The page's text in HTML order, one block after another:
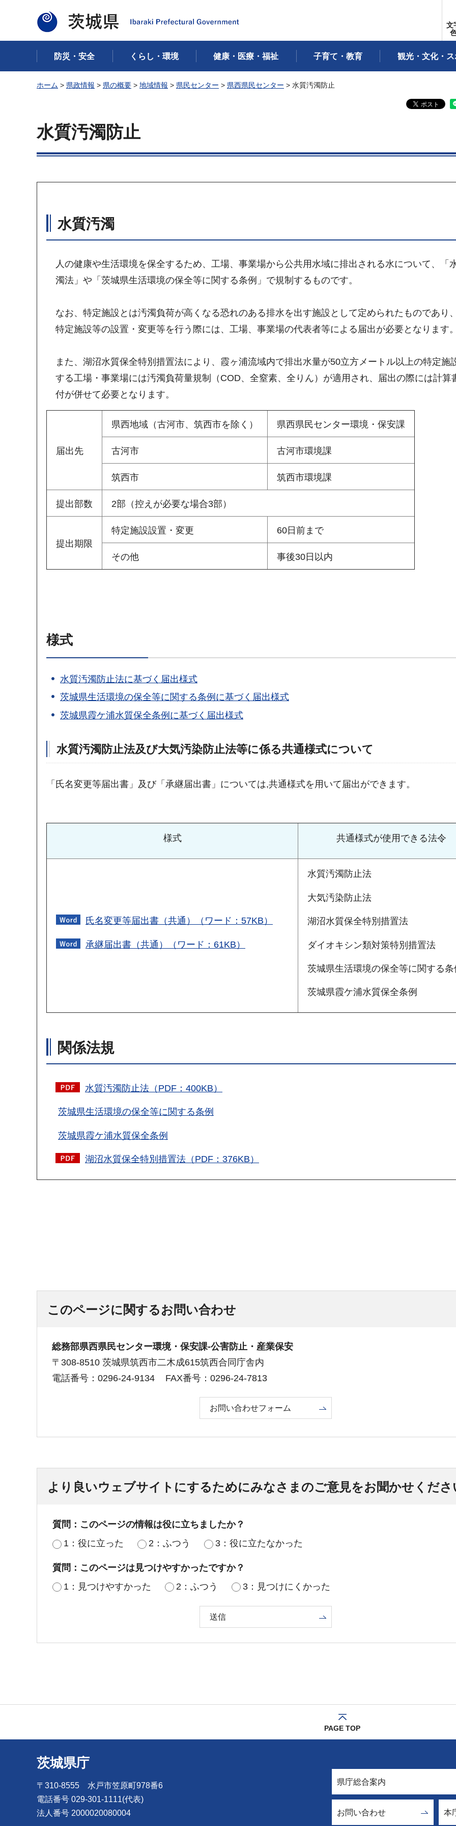
茨城県
文
防災・安全 くらし・環境 健康・医療・福祉 子育て・教育 観光・文化・
ホーム > 県政情報 > 県の概要 > 地域情報 > 県民センター > 県西県民センター > 水質汚濁防止
水質汚濁防止
水質汚濁
人の健康や生活環境を保全するため、工場、事業場から公共用水域に排出される水について、「
濁法」や「茨城県生活環境の保全等に関する条例」で規制するものです。
なお、特定施設とは汚濁負荷が高くなる恐れのある排水を出す施設として定められたものであり
特定施設等の設置・変更等を行う際には、工場、事業場の代表者等による届出が必要となります
また、湖沼水質保全特別措置法により、霞ヶ浦流域内で排出水量が50立方メートル以上の特定施
する工場・事業場には汚濁負荷量規制（COD、全窒素、全りん）が適用され、届出の際には計算
付が併せて必要となります。
届出先
県西地域（古河市、筑西市を除く） 県西県民センター環境・保安課
古河市 古河市環境課
筑西市 筑西市環境課
提出部数 2部（控えが必要な場合3部）
提出期限
特定施設設置・変更 60日前まで
その他 事後30日以内
様式
水質汚濁防止法に基づく届出様式
茨城県生活環境の保全等に関する条例に基づく届出様式
茨城県霞ケ浦水質保全条例に基づく届出様式
水質汚濁防止法及び大気汚染防止法等に係る共通様式について
「氏名変更等届出書」及び「承継届出書」については,共通様式を用いて届出ができます。
様式 共通様式が使用できる法令
氏名変更等届出書（共通）（ワード：57KB）
承継届出書（共通）（ワード：61KB）
水質汚濁防止法
大気汚染防止法
湖沼水質保全特別措置法
ダイオキシン類対策特別措置法
茨城県生活環境の保全等に関する条
茨城県霞ケ浦水質保全条例
関係法規
水質汚濁防止法（PDF：400KB）
茨城県生活環境の保全等に関する条例
茨城県霞ケ浦水質保全条例
湖沼水質保全特別措置法（PDF：376KB）
このページに関するお問い合わせ
総務部県西県民センター環境・保安課-公害防止・産業保安
〒308-8510 茨城県筑西市二木成615筑西合同庁舎内
電話番号：0296-24-9134
FAX番号：0296-24-7813
お問い合わせフォーム
より良いウェブサイトにするためにみなさまのご意見をお聞かせくださ
質問：このページの情報は役に立ちましたか？
1：役に立った
2：ふつう 3：役に立たなかった
質問：このページは見つけやすかったですか？
1：見つけやすかった
2：ふつう 3：見つけにくかった
PAGE TOP
茨城県庁
〒310-8555 水戸市笠原町978番6
電話番号 029-301-1111(代表)
法人番号 2000020080004
県庁総合案内
お問い合わせ 本